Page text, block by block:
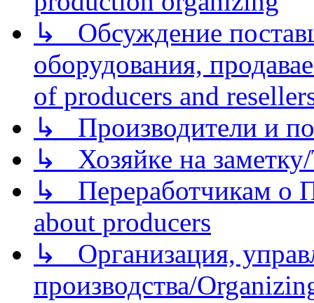
↳ Обсуждение
оборудования,
of producers and
↳ Производители и
↳ Хозяйке на
↳ Переработчикам о
about producers
↳ Организация,
производства/